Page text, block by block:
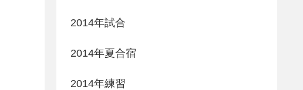
2014年試合
2014年夏合宿
2014年練習